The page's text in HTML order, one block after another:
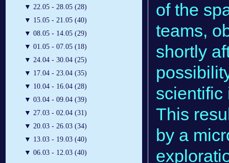
▼ 22.05 - 28.05 (28)
▼ 15.05 - 21.05 (40)
▼ 08.05 - 14.05 (29)
▼ 01.05 - 07.05 (18)
▼ 24.04 - 30.04 (25)
▼ 17.04 - 23.04 (35)
▼ 10.04 - 16.04 (28)
▼ 03.04 - 09.04 (39)
▼ 27.03 - 02.04 (31)
▼ 20.03 - 26.03 (34)
▼ 13.03 - 19.03 (40)
▼ 06.03 - 12.03 (40)
of the
teams,
shortly
This
by a